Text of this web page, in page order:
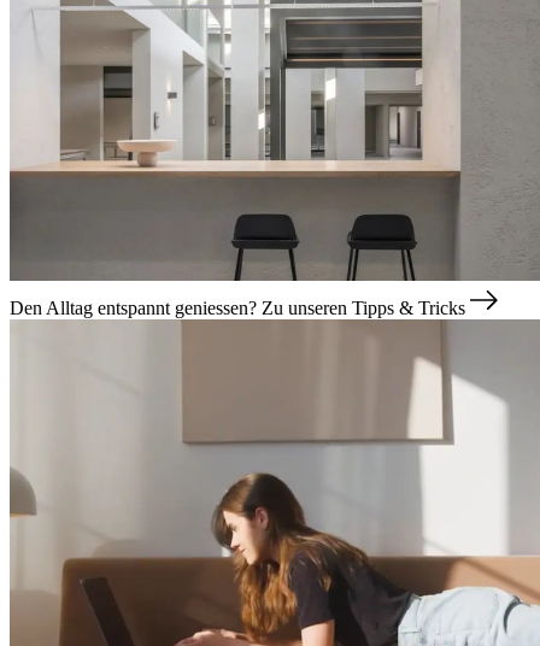
Den Alltag entspannt geniessen? Zu unseren Tipps & Tricks